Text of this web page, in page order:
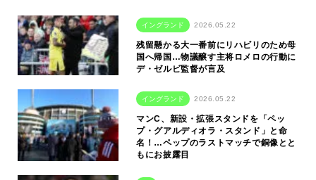
イングランド 2026.05.22
残留懸かる大一番前にリハビリのため母
国へ帰国…物議醸す主将ロメロの行動に
デ・ゼルビ監督が言及
イングランド 2026.05.22
マンC、新設・拡張スタンドを「ペッ
プ・グアルディオラ・スタンド」と命
名！…ペップのラストマッチで銅像とと
もにお披露目